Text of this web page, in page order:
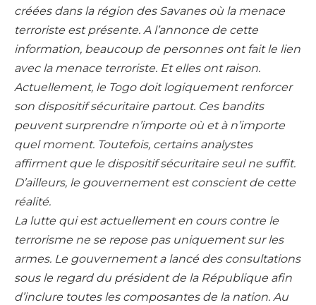
créées dans la région des Savanes où la menace
terroriste est présente. A l’annonce de cette
information, beaucoup de personnes ont fait le lien
avec la menace terroriste. Et elles ont raison.
Actuellement, le Togo doit logiquement renforcer
son dispositif sécuritaire partout. Ces bandits
peuvent surprendre n’importe où et à n’importe
quel moment. Toutefois, certains analystes
affirment que le dispositif sécuritaire seul ne suffit.
D’ailleurs, le gouvernement est conscient de cette
réalité.
La lutte qui est actuellement en cours contre le
terrorisme ne se repose pas uniquement sur les
armes. Le gouvernement a lancé des consultations
sous le regard du président de la République afin
d’inclure toutes les composantes de la nation. Au